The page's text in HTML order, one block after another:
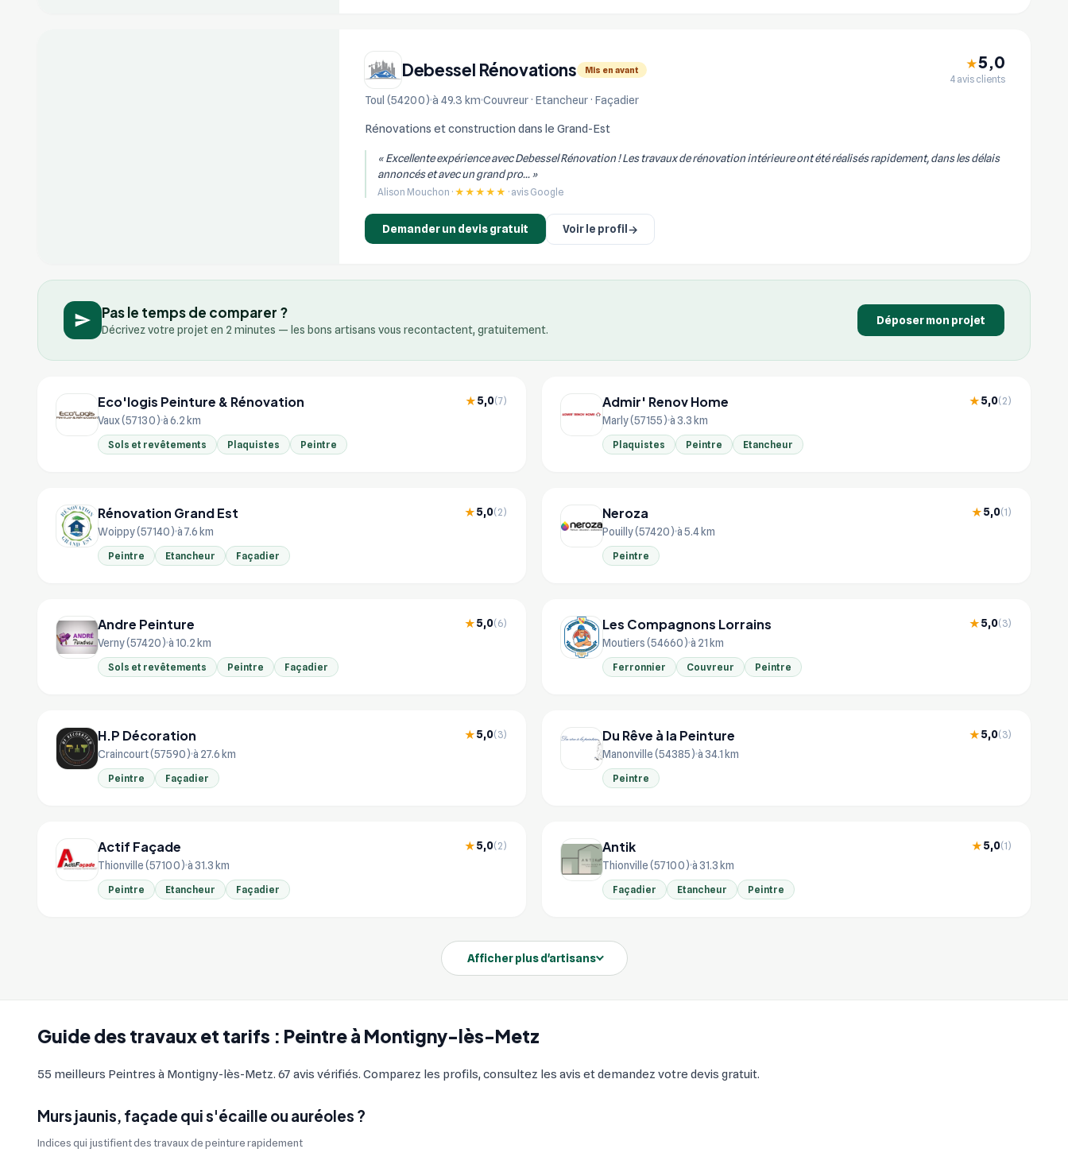
Guide des travaux et tarifs : Peintre à Montigny-lès-Metz
55 meilleurs Peintres à Montigny-lès-Metz. 67 avis vérifiés. Comparez les profils, consultez les avis et demandez votre devis gratuit.
Murs jaunis, façade qui s'écaille ou auréoles ?
Indices qui justifient des travaux de peinture rapidement
Debessel Rénovations Mis en avant
Toul (54200) à 49.3 km Couvreur · Etancheur · Façadier
★5,0
4 avis clients
Rénovations et construction dans le Grand-Est
« Excellente expérience avec Debessel Rénovation ! Les travaux de rénovation intérieure ont été réalisés rapidement, dans les délais
annoncés et avec un grand pro... »
Alison Mouchon · ★★★★★ · avis Google
Demander un devis gratuit Voir le profil →
Pas le temps de comparer ?
Décrivez votre projet en 2 minutes — les bons artisans vous recontactent, gratuitement.
Déposer mon projet
Eco'logis Peinture & Rénovation ★5,0(7)
Vaux (57130) à 6.2 km
Sols et revêtements Plaquistes Peintre
Admir' Renov Home ★5,0(2)
Marly (57155) à 3.3 km
Plaquistes Peintre Etancheur
Rénovation Grand Est ★5,0(2)
Woippy (57140) à 7.6 km
Peintre Etancheur Façadier
Neroza ★5,0(1)
Pouilly (57420) à 5.4 km
Peintre
Andre Peinture ★5,0(6)
Verny (57420) à 10.2 km
Sols et revêtements Peintre Façadier
Les Compagnons Lorrains ★5,0(3)
Moutiers (54660) à 21 km
Ferronnier Couvreur Peintre
H.P Décoration ★5,0(3)
Craincourt (57590) à 27.6 km
Peintre Façadier
Du Rêve à la Peinture ★5,0(3)
Manonville (54385) à 34.1 km
Peintre
Actif Façade ★5,0(2)
Thionville (57100) à 31.3 km
Peintre Etancheur Façadier
Antik ★5,0(1)
Thionville (57100) à 31.3 km
Façadier Etancheur Peintre
Afficher plus d'artisans